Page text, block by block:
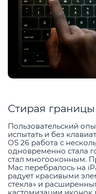
Стирая
Пользовательский
испытать и без
OS 26 работа с
одновременно стала
стал многооконным.
Mac перебралось на
радует красивыми
стекла» и